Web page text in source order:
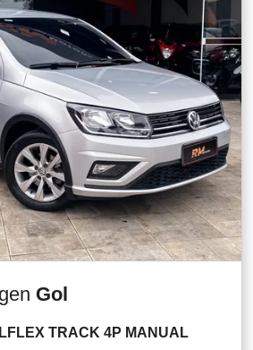
Gol
TRACK 4P MANUAL